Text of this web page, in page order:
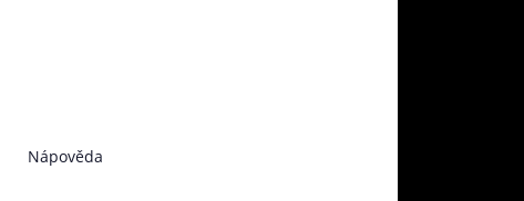
Nápověda